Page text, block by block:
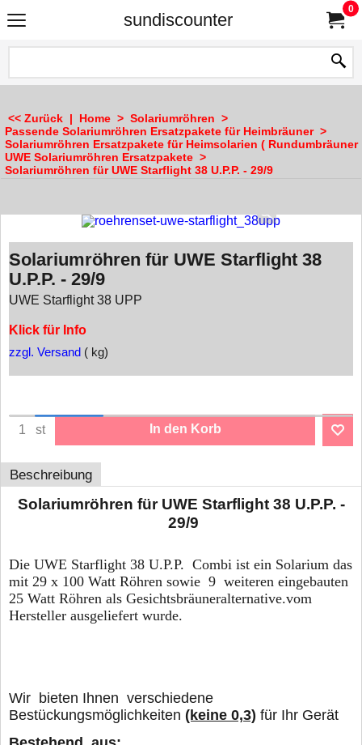
sundiscounter
0
<< Zurück | Home > Solariumröhren >
Passende Solariumröhren Ersatzpakete für Heimbräuner>
Solariumröhren Ersatzpakete für Heimsolarien ( Rundumbräuner
UWE Solariumröhren Ersatzpakete >
Solariumröhren für UWE Starflight 38 U.P.P. - 29/9
Solariumröhren für UWE Starflight 38
U.P.P. - 29/9
UWE Starflight 38 UPP
Klick für Info
zzgl. Versand kg
st In den Korb
Beschreibung
Solariumröhren für UWE Starflight 38 U.P.P. -
29/9
Die UWE Starflight 38 U.P.P. Combi ist ein Solarium das
mit 29 x 100 Watt Röhren sowie 9 weiteren eingebauten
25 Watt Röhren als Gesichtsbräuneralternative.vom
Hersteller ausgeliefert wurde.
Wir bieten Ihnen verschiedene
Bestückungsmöglichkeiten (keine 0,3) für Ihr Gerät